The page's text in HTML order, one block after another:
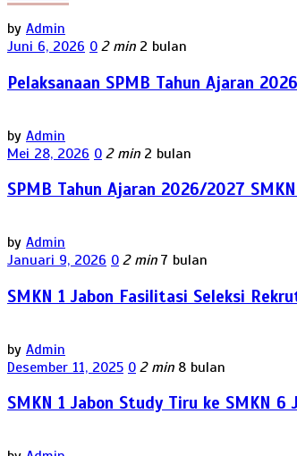
by Admin
Juni 6, 2026 0 2 min 2 bulan
Pelaksanaan SPMB Tahun Ajaran
by Admin
Mei 28, 2026 0 2 min 2 bulan
SPMB Tahun Ajaran 2026/2027
by Admin
Januari 9, 2026 0 2 min 7 bulan
SMKN 1 Jabon Fasilitasi Seleksi
by Admin
Desember 11, 2025 0 2 min 8 bulan
SMKN 1 Jabon Study Tiru ke SMKN